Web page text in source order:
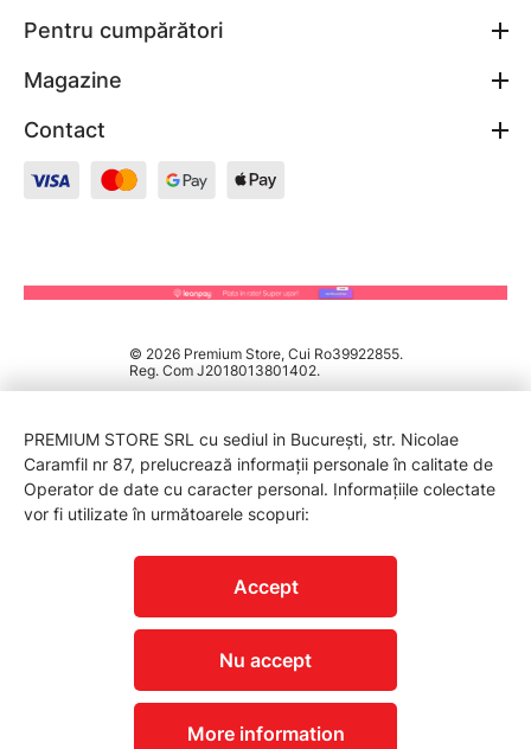
Pentru cumpărători
Magazine
Contact
© 2026 Premium Store, Cui Ro39922855.
Reg. Com J2018013801402.
PREMIUM STORE SRL cu sediul in București, str. Nicolae
Caramfil nr 87, prelucrează informații personale în calitate de
Operator de date cu caracter personal. Informațiile colectate
vor fi utilizate în următoarele scopuri:
Accept
Nu accept
More information